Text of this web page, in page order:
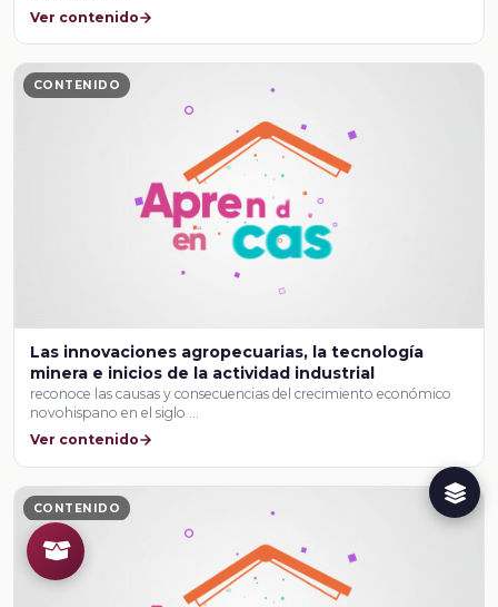
Ver contenido
CONTENIDO
Las innovaciones agropecuarias, la tecnología
minera e inicios de la actividad industrial
reconoce las causas y consecuencias del crecimiento económico
novohispano en el siglo …
Ver contenido
CONTENIDO